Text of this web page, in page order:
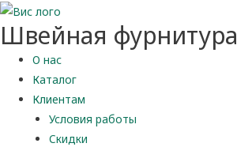
Швейная фурнитура
О нас
Каталог
Клиентам
Условия работы
Скидки